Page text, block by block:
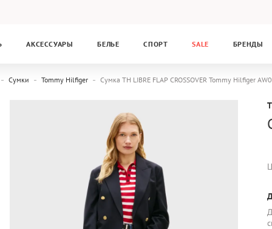
АКСЕССУАРЫ БЕЛЬЕ СПОРТ SALE БРЕНДЫ
Сумки Tommy Hilfiger Сумка TH LIBRE FLAP CROSSOVER Tommy Hilfiger